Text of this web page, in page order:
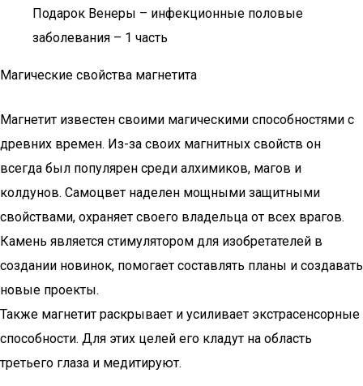
Подарок Венеры – инфекционные половые
заболевания – 1 часть
Магические свойства магнетита
Магнетит известен своими магическими способностями с
древних времен. Из-за своих магнитных свойств он
всегда был популярен среди алхимиков, магов и
колдунов. Самоцвет наделен мощными защитными
свойствами, охраняет своего владельца от всех врагов.
Камень является стимулятором для изобретателей в
создании новинок, помогает составлять планы и создавать
новые проекты.
Также магнетит раскрывает и усиливает экстрасенсорные
способности. Для этих целей его кладут на область
третьего глаза и медитируют.